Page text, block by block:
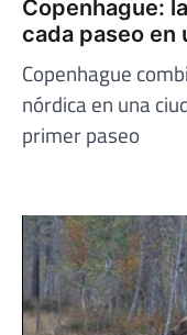
Copenhague:
cada paseo en
Copenhague
nórdica en una
primer paseo